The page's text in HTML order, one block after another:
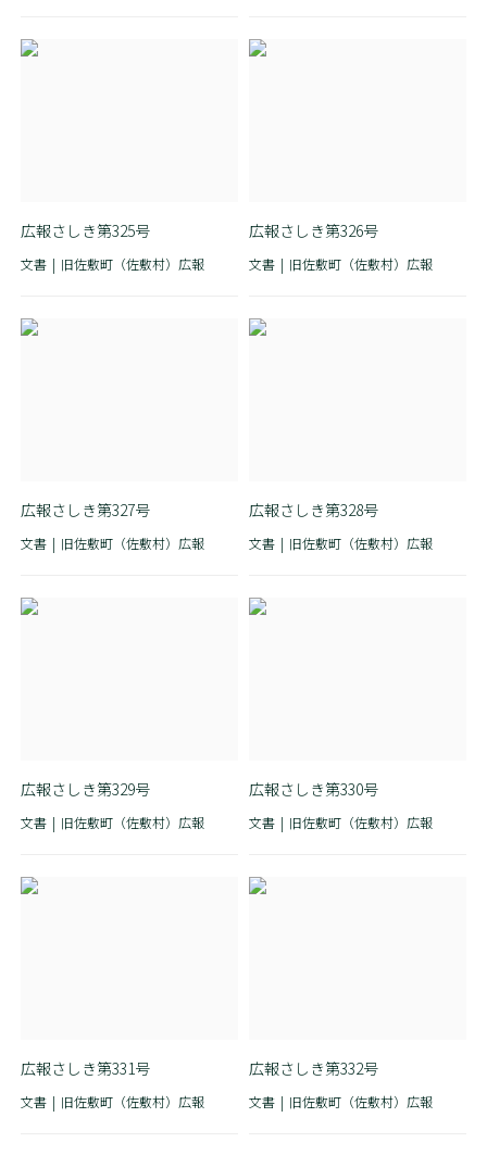
広報さしき第325号
文書 旧佐敷町（佐敷村）広報
広報さしき第326号
文書 旧佐敷町（佐敷村）広報
広報さしき第327号
文書 旧佐敷町（佐敷村）広報
広報さしき第328号
文書 旧佐敷町（佐敷村）広報
広報さしき第329号
文書 旧佐敷町（佐敷村）広報
広報さしき第330号
文書 旧佐敷町（佐敷村）広報
広報さしき第331号
文書 旧佐敷町（佐敷村）広報
広報さしき第332号
文書 旧佐敷町（佐敷村）広報